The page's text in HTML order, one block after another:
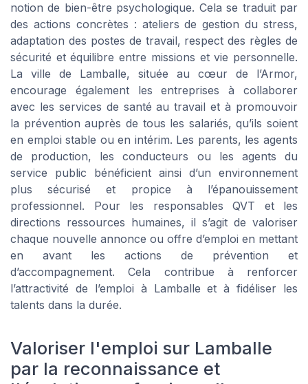
notion de bien-être psychologique. Cela se traduit par
des actions concrètes : ateliers de gestion du stress,
adaptation des postes de travail, respect des règles de
sécurité et équilibre entre missions et vie personnelle.
La ville de Lamballe, située au cœur de l’Armor,
encourage également les entreprises à collaborer
avec les services de santé au travail et à promouvoir
la prévention auprès de tous les salariés, qu’ils soient
en emploi stable ou en intérim. Les parents, les agents
de production, les conducteurs ou les agents du
service public bénéficient ainsi d’un environnement
plus sécurisé et propice à l’épanouissement
professionnel. Pour les responsables QVT et les
directions ressources humaines, il s’agit de valoriser
chaque nouvelle annonce ou offre d’emploi en mettant
en avant les actions de prévention et
d’accompagnement. Cela contribue à renforcer
l’attractivité de l’emploi à Lamballe et à fidéliser les
talents dans la durée.
Valoriser l'emploi sur Lamballe
par la reconnaissance et